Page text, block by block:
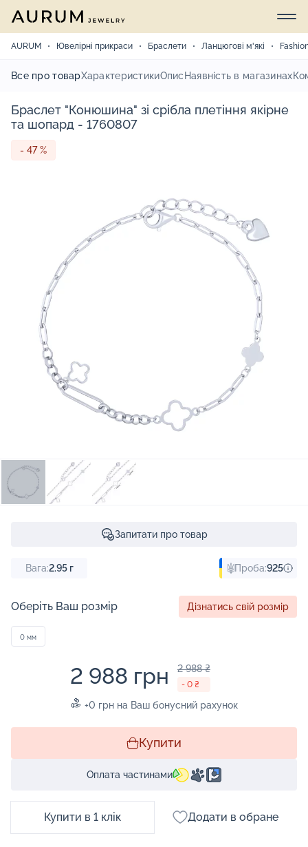
AURUM Ювелірні прикраси Браслети Ланцюгові м'які
Все про товарХарактеристикиОпис Наявність в магазинах
Браслет "Конюшина" зі срібла плетіння якірне
та шопард - 1760807
- 47 %
Запитати про товар
Вага:2.95г Проба:925
Оберіть Ваш розмір Дізнатись свій розмір
0 мм
2 988 грн 2 988 ₴
- 0 ₴
+0 грн на Ваш бонусний рахунок
Купити
Оплата частинами
Купити в 1 клік Додати в обране